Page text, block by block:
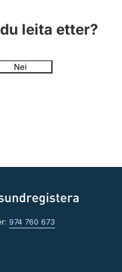
leita etter?
Nei
974 760 673